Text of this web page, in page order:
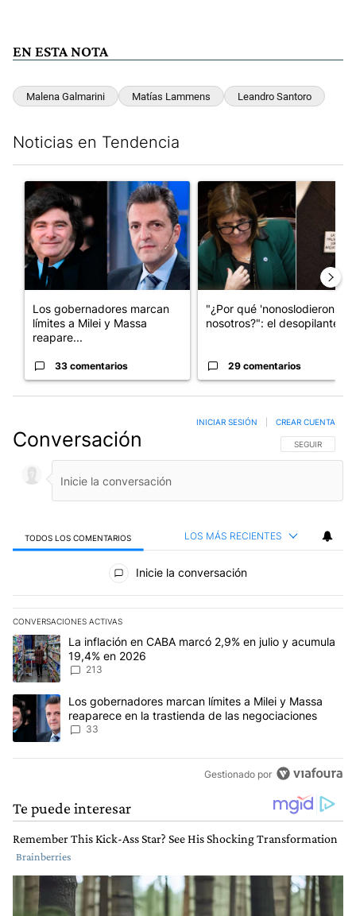
EN ESTA NOTA
Malena Galmarini Matías Lammens Leandro Santoro
Noticias en Tendencia
Un artículo de tendencia con el título "Los gobernadores
Los gobernadores marcan
límites a Milei y Massa
reapare...
33 comentarios
Un artículo de tendencia
"¿Por qué 'nonoslodieron' a
nosotros?": el desopilante ...
29 comentarios
Conversación SIGA ESTA
SEGUIR
INICIAR SESIÓN CREAR CUENTA
TODOS LOS COMENTARIOS LOS MÁS RECIENTES
Todos los comentarios
Inicie la conversación
CONVERSACIONES ACTIVAS
Este listado muestra los artículos con más comentarios en los
Un artículo de tendencia con el título "La inflación en CABA
La inflación en CABA marcó 2,9% en julio y acumula
19,4% en 2026
213
Un artículo de tendencia con el título "Los gobernadores
Los gobernadores marcan límites a Milei y Massa
reaparece en la trastienda de las negociaciones
33
Gestionado por